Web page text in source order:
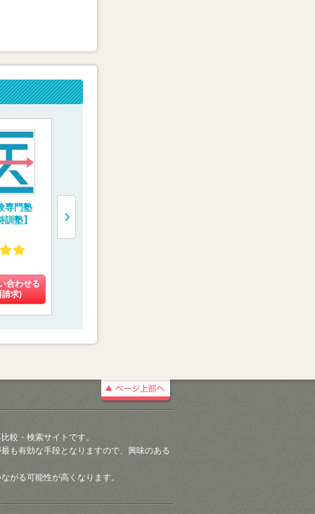
専門塾
訓塾】
合わせる
請求)
ディカルラボ】
較・検索サイトです。
も有効な手段となりますので、興味のある
がる可能性が高くなります。